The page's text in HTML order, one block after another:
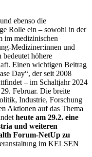
ebenso die
Rolle ein – sowohl in der
im medizinischen
Mediziner:innen und
höhere
Einen wichtigen Beitrag
Day“, der seit 2008
– im Schaltjahr 2024
Februar. Die breite
Industrie, Forschung
Aktionen auf das Thema
heute am 29.2. eine
und weiteren
Forum-NetUp zu
im KELSEN